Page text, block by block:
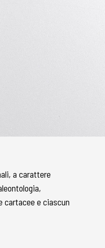
a carattere
cartacee e ciascun